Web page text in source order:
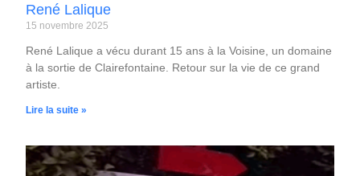
René Lalique
15 novembre 2025
René Lalique a vécu durant 15 ans à la Voisine, un domaine
à la sortie de Clairefontaine. Retour sur la vie de ce grand
artiste.
Lire la suite »